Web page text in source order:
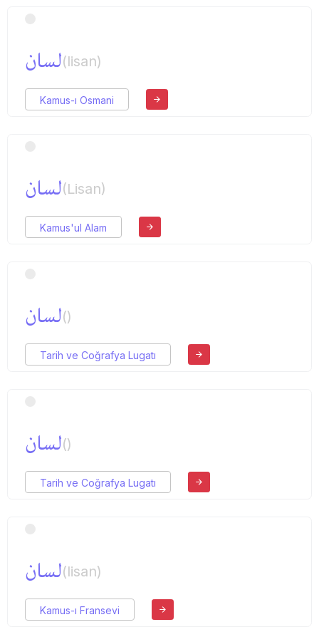
لسان(lisan)
Kamus-ı Osmani
لسان(Lisan)
Kamus'ul Alam
لسان()
Tarih ve Coğrafya Lugatı
لسان()
Tarih ve Coğrafya Lugatı
لسان(lisan)
Kamus-ı Fransevi